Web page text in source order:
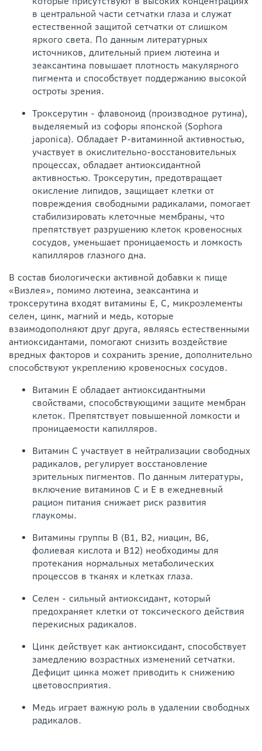
в центральной части сетчатки глаза и служат
естественной защитой сетчатки от слишком
яркого света. По данным литературных
источников, длительный прием лютеина и
зеаксантина повышает плотность макулярного
пигмента и способствует поддержанию высокой
остроты зрения.
Троксерутин - флавоноид (производное рутина),
выделяемый из софоры японской (Sophora
japonica). Обладает Р-витаминной активностью,
участвует в окислительно-восстановительных
процессах, обладает антиоксидантной
активностью. Троксерутин, предотвращает
окисление липидов, защищает клетки от
повреждения свободными радикалами, помогает
стабилизировать клеточные мембраны, что
препятствует разрушению клеток кровеносных
сосудов, уменьшает проницаемость и ломкость
капилляров глазного дна.
В состав биологически активной добавки к пище
«Визлея», помимо лютеина, зеаксантина и
троксерутина входят витамины Е, С, микроэлементы
селен, цинк, магний и медь, которые
взаимодополняют друг друга, являясь естественными
антиоксидантами, помогают снизить воздействие
вредных факторов и сохранить зрение, дополнительно
способствуют укреплению кровеносных сосудов.
Витамин E обладает антиоксидантными
свойствами, способствующими защите мембран
клеток. Препятствует повышенной ломкости и
проницаемости капилляров.
Витамин С участвует в нейтрализации свободных
радикалов, регулирует восстановление
зрительных пигментов. По данным литературы,
включение витаминов С и Е в ежедневный
рацион питания снижает риск развития
глаукомы.
Витамины группы B (B1, B2, ниацин, B6,
фолиевая кислота и B12) необходимы для
протекания нормальных метаболических
процессов в тканях и клетках глаза.
Селен - сильный антиоксидант, который
предохраняет клетки от токсического действия
перекисных радикалов.
Цинк действует как антиоксидант, способствует
замедлению возрастных изменений сетчатки.
Дефицит цинка может приводить к снижению
цветовосприятия.
Медь играет важную роль в удалении свободных
радикалов.